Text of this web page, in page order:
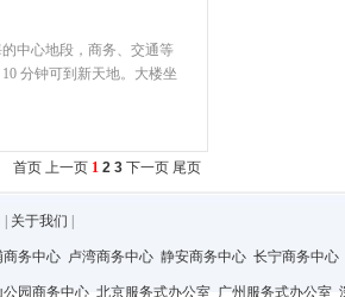
中心地段，商务、交通等
分钟可到新天地。大楼坐
首页 上一页 1 2 3 下一页尾页
关于我们
商务中心 卢湾商务中心 静安商务中心 长宁商务中心
公园商务中心 北京服务式办公室 广州服务式办公室